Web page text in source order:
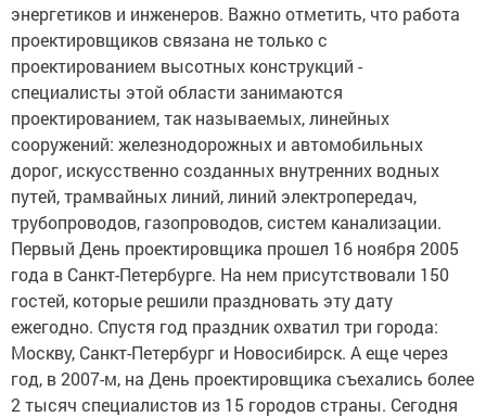
энергетиков и инженеров. Важно отметить, что работа
проектировщиков связана не только с
проектированием высотных конструкций -
специалисты этой области занимаются
проектированием, так называемых, линейных
сооружений: железнодорожных и автомобильных
дорог, искусственно созданных внутренних водных
путей, трамвайных линий, линий электропередач,
трубопроводов, газопроводов, систем канализации.
Первый День проектировщика прошел 16 ноября 2005
года в Санкт-Петербурге. На нем присутствовали 150
гостей, которые решили праздновать эту дату
ежегодно. Спустя год праздник охватил три города:
Москву, Санкт-Петербург и Новосибирск. А еще через
год, в 2007-м, на День проектировщика съехались более
2 тысяч специалистов из 15 городов страны. Сегодня